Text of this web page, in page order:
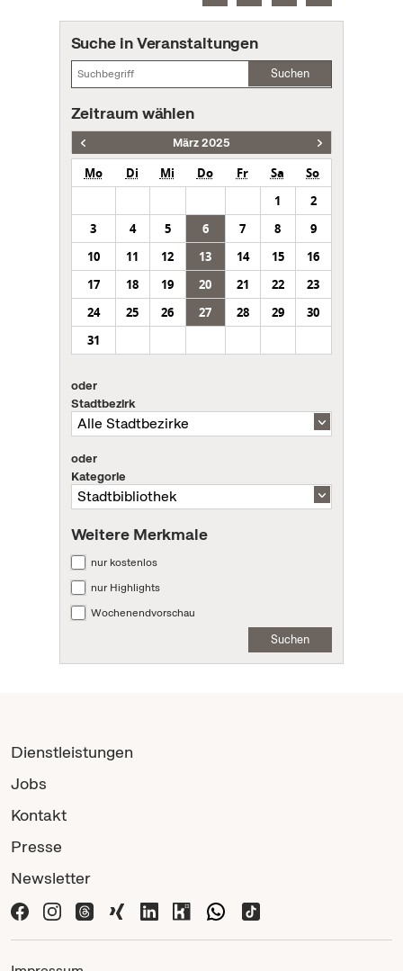
Suche in Veranstaltungen
Suchen
Zeitraum wählen
März 2025
Mo Di Mi Do Fr Sa
So
1
2
3
4 5 6 7 8
9
10
11 12 13 14 15
16
17
18 19 20 21 22
23
24
25 26 27 28 29
30
31
oder
Stadtbezirk
oder
Kategorie
Weitere Merkmale
nur kostenlos
nur Highlights
Wochenendvorschau
Suchen
Dienstleistungen
Jobs
Kontakt
Presse
Newsletter